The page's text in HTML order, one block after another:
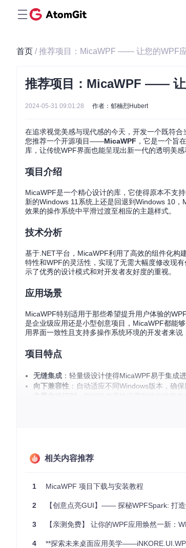
首页 / 推荐项目：MicaWPF —— 让您的WPF
推荐项目：MicaWPF —— 让
2024-05-31 09:01:28 作者：郁楠烈Hubert
在追求视觉美感与现代感的今天，开发一个既符
您推荐一个开源项目——MicaWPF ，它是一个旨
库，让传统WPF界面也能呈现出新一代的透明美感
项目介绍
MicaWPF是一个精心设计的库，它使得原本不支
新的Windows 11系统上还是回退到Windows 10
效果的操作系统中平滑过渡至相应的主题样式。
技术分析
基于.NET平台，MicaWPF利用了高效的组件化构
特性和WPF的灵活性，实现了无需大幅度修改现
示了优秀的设计模式和对开发者友好度的重视。
应用场景
MicaWPF特别适用于那些希望提升用户体验的
是企业级应用还是小型创意项目，MicaWPF都能
用界面一致性且支持多操作系统环境的开发者来说
项目特点
无缝集成 ：轻量级设计使得MicaWPF易于集成
向下兼容性 ：自动适应不同Windows版本，确
：详尽的文档和演示应用程序
：作为一个持续发展的开
相关内容推荐
1 MicaWPF 项目下载与安装教程
2 【创意点亮GUI】—— 探秘WPFSpark: 打造炫
3 【亲测免费】 让你的WPF应用焕然一新：WPF控件主
4 **探索未来桌面应用美学